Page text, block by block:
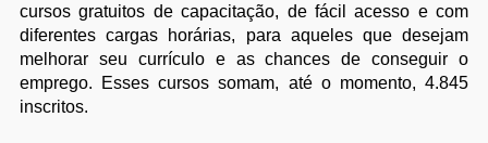
cursos gratuitos de capacitação, de fácil acesso e com
diferentes cargas horárias, para aqueles que desejam
melhorar seu currículo e as chances de conseguir o
emprego. Esses cursos somam, até o momento, 4.845
inscritos.